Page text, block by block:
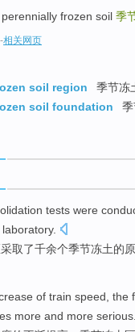
perennially frozen soil 季
-相关网页
soil region
季节冻
soil foundation
tests were
laboratory.
采取了千余个季节冻土的
of train speed ,
more and more serious